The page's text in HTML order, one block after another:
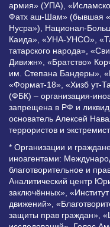
армия» (УПА),
Фатх аш-Шам» (бывшая
Нусра»), Национал-
Каида», «УНА-УНСО»,
татарского народа»,
Дивижн», «Братство»
им. Степана Бандеры»,
«Формат-18», «Хизб ут-
(ФБК) – организация-
запрещена в РФ и
основатель Алексей
террористов и
* Организации и
иноагентами:
благотворительное и
Аналитический центр
заключённых»,
движений»,
защиты прав граждан»,